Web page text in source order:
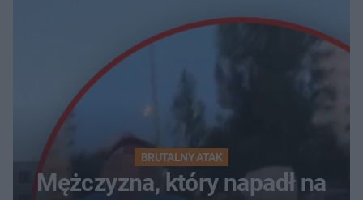
BRUTALNY ATAK
Mężczyzna, który napadł na